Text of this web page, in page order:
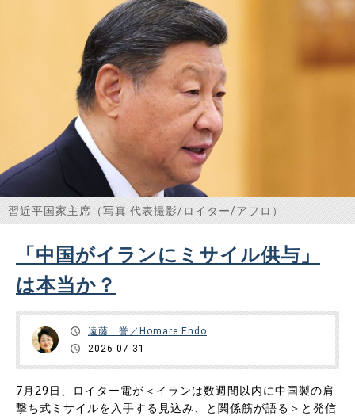
るTruthで以下のように書いている。 ――米国は、第二次世
習近平国家主席（写真:代表撮影/ロイター/アフロ）
「中国がイランにミサイル供与」
は本当か？
遠藤 誉／Homare Endo
2026-07-31
7月29日、ロイター電が＜イランは数週間以内に中国製の肩
撃ち式ミサイルを入手する見込み、と関係筋が語る＞と発信